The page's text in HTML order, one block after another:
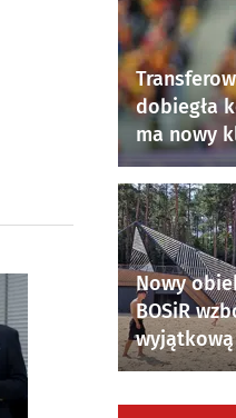
dobiegła
ma nowy
Nowy
BOSiR